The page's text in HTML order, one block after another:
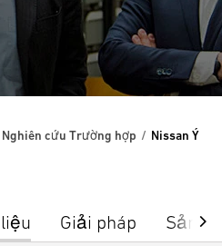
Nghiên cứu Trường hợp Nissan Ý
Giải pháp Sản